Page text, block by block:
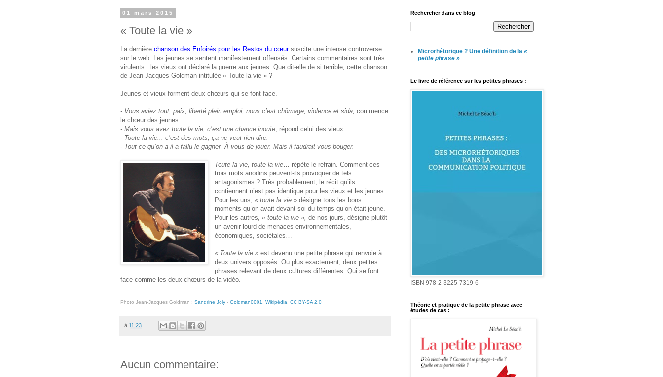
01 mars 2015
« Toute la vie »
La dernière chanson des Enfoirés pour les Restos du cœursuscite une intense controverse
sur le web. Les jeunes se sentent manifestement offensés. Certains commentaires sont très
virulents : les vieux ont déclaré la guerre aux jeunes. Que dit-elle de si terrible, cette chanson
de Jean-Jacques Goldman intitulée « Toute la vie » ?
Jeunes et vieux forment deux chœurs qui se font face.
‑ Vous aviez tout, paix, liberté plein emploi, nous c’est chômage, violence et sida, commence
le chœur des jeunes.
‑ Mais vous avez toute la vie, c’est une chance inouïe , répond celui des vieux.
‑ Toute la vie... c’est des mots, ça ne veut rien dire.
‑ Tout ce qu’on a il a fallu le gagner. À vous de jouer. Mais il faudrait vous bouger.
Toute la vie, toute la vie … répète le refrain. Comment ces
trois mots anodins peuvent-ils provoquer de tels
antagonismes ? Très probablement, le récit qu’ils
contiennent n’est pas identique pour les vieux et les jeunes.
Pour les uns,« toute la vie » désigne tous les bons
moments qu’on avait devant soi du temps qu’on était jeune.
Pour les autres,« toute la vie », de nos jours, désigne plutôt
un avenir lourd de menaces environnementales,
économiques, sociétales…
« Toute la vie » est devenu une petite phrase qui renvoie à
deux univers opposés. Ou plus exactement, deux petites
phrases relevant de deux cultures différentes. Qui se font
face comme les deux chœurs de la vidéo.
Photo Jean-Jacques Goldman : Sandrine Joly - Goldman0001 Wikipédia CC BY-SA 2.0
à 11:23
Aucun commentaire:
Rechercher dans ce blog
Microrhétorique ? Une définition de la «
petite phrase »
Le livre de référence sur les petites phrases :
ISBN 978-2-3225-7319-6
Théorie et pratique de la petite phrase avec
études de cas :